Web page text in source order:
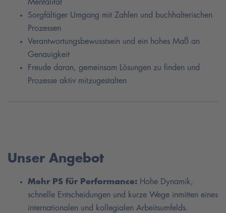
Mentalität
Sorgfältiger Umgang mit Zahlen und buchhalterischen
Prozessen
Verantwortungsbewusstsein und ein hohes Maß an
Genauigkeit
Freude daran, gemeinsam Lösungen zu finden und
Prozesse aktiv mitzugestalten
Unser Angebot
Mehr PS für Performance: Hohe Dynamik,
schnelle Entscheidungen und kurze Wege inmitten eines
internationalen und kollegialen Arbeitsumfelds.